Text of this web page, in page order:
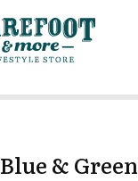
& Green